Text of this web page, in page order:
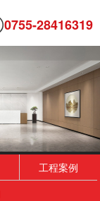
0755-28416319
工程案例